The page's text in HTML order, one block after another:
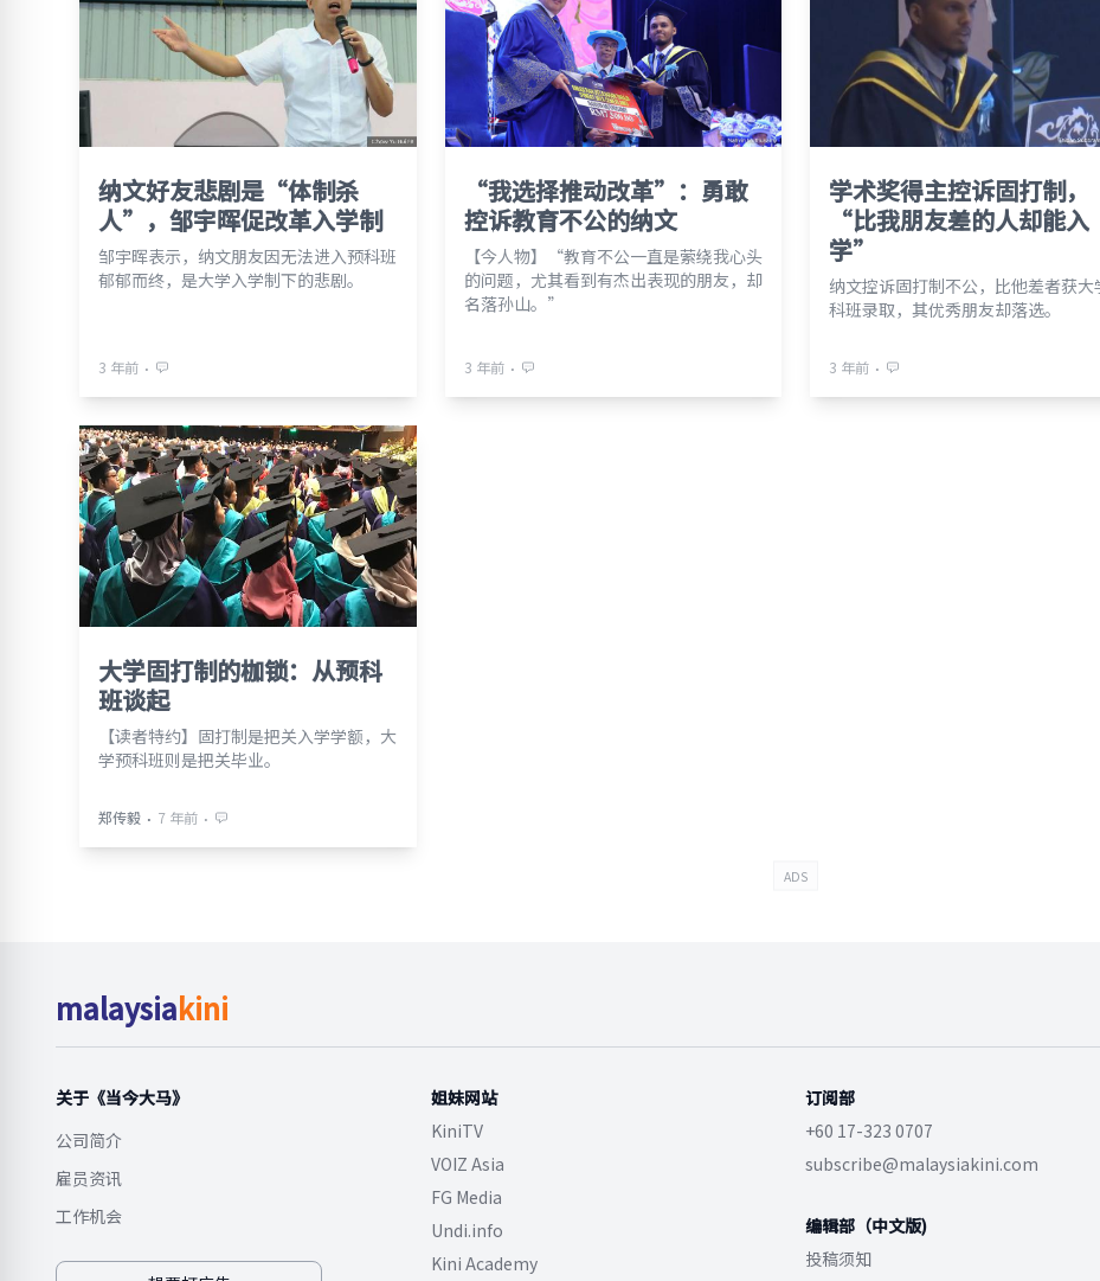
纳文好友悲剧是“体制杀
人”，邹宇晖促改革入学制
邹宇晖表示，纳文朋友因无法进入预科班
郁郁而终，是大学入学制下的悲剧。
3 年前 ⋅
“我选择推动改革”：勇敢
控诉教育不公的纳文
【今人物】“教育不公一直是萦绕我心头
的问题，尤其看到有杰出表现的朋友，却
名落孙山。”
3 年前 ⋅
学术奖得主控诉固打制，
“比我朋友差的人却能入
学”
纳文控诉固打制不公，比他差者获大
科班录取，其优秀朋友却落选。
3 年前 ⋅
大学固打制的枷锁：从预科
班谈起
【读者特约】固打制是把关入学学额，大
学预科班则是把关毕业。
郑传毅 ⋅ 7 年前 ⋅
ADS
malaysiakini
关于《当今大马》
公司简介
雇员资讯
工作机会
姐妹网站
KiniTV
VOIZ Asia
FG Media
Undi.info
Kini Academy
订阅部
+60 17-323 0707
subscribe@malaysiakini.com
编辑部（中文版)
投稿须知